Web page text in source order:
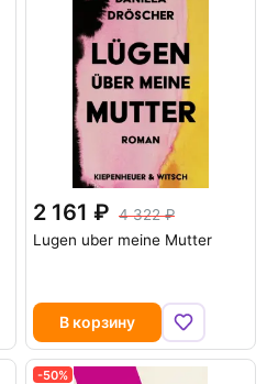
2 161
4 322
Lugen uber meine Mutter
В корзину
-50%